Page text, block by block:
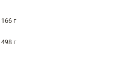
166 г
498 г